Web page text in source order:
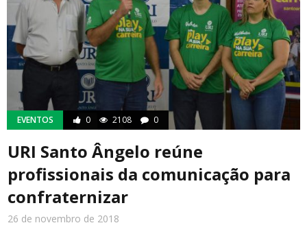
EVENTOS 0 2108 0
URI Santo Ângelo reúne
profissionais da comunicação para
confraternizar
26 de novembro de 2018